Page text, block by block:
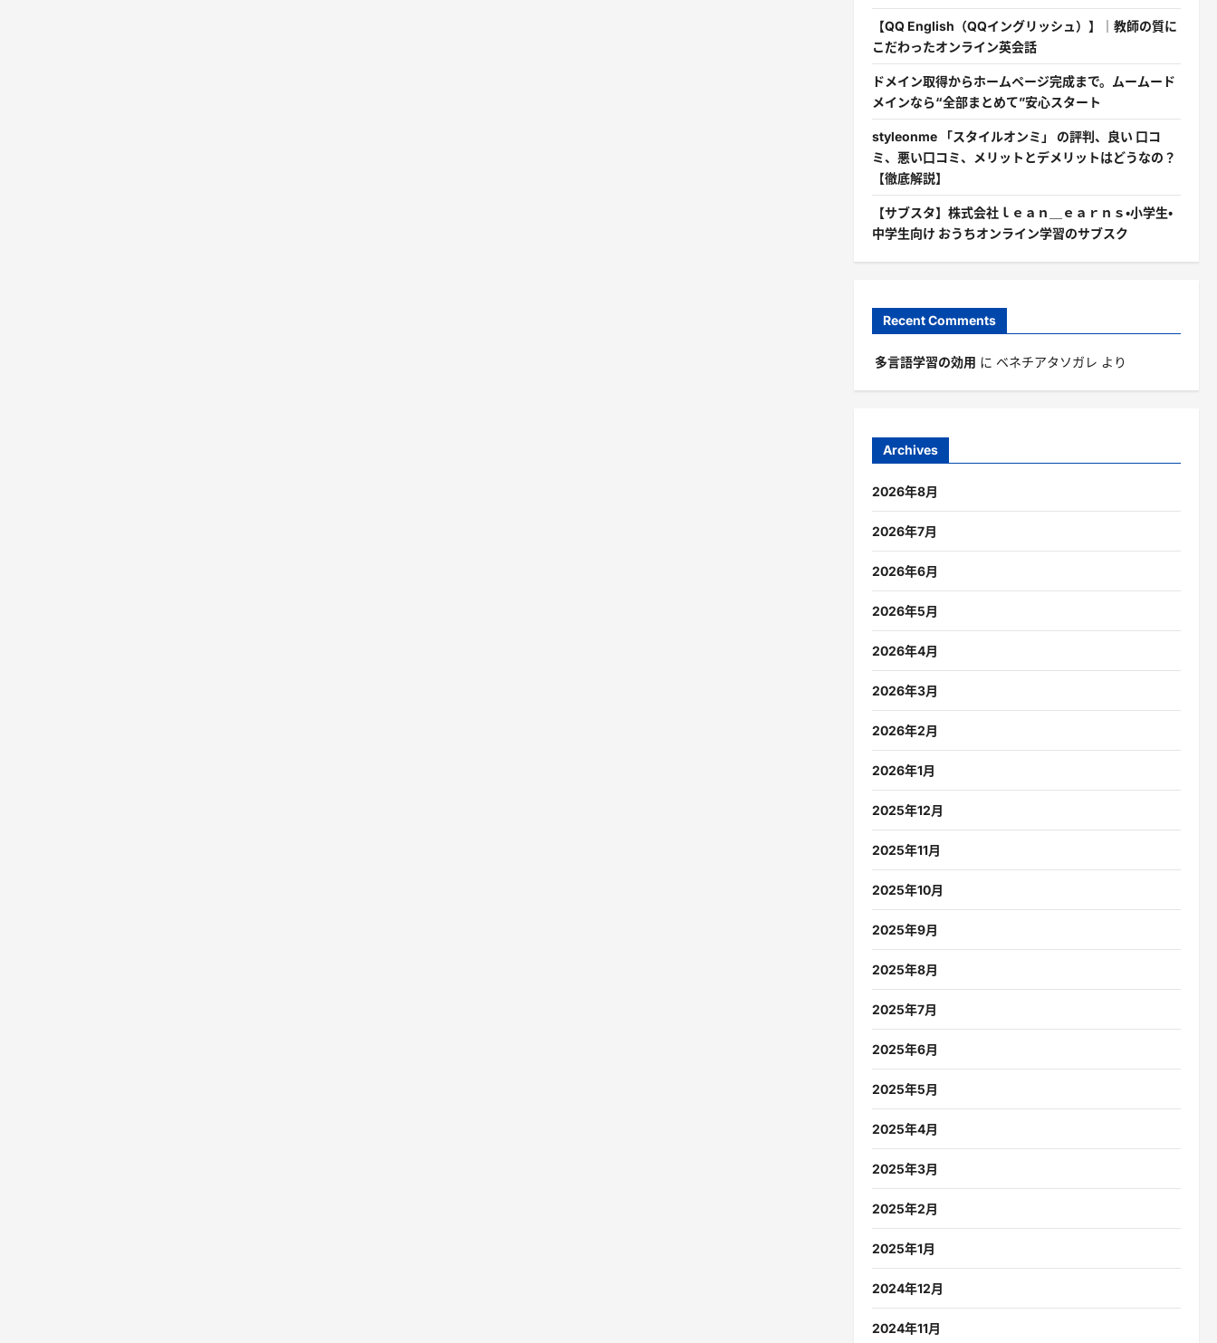
【QQ English（QQイングリッシュ）】｜教師の質に
こだわったオンライン英会話
ドメイン取得からホームページ完成まで。ムームード
メインなら“全部まとめて”安心スタート
styleonme 「スタイルオンミ」 の評判、良い 口コ
ミ、悪い口コミ、メリットとデメリットはどうなの？
【徹底解説】
【サブスタ】株式会社ｌｅａｎ＿ｅａｒｎｓ・小学生・
中学生向け おうちオンライン学習のサブスク
Recent Comments
多言語学習の効用 に ベネチアタソガレ より
Archives
2026年8月
2026年7月
2026年6月
2026年5月
2026年4月
2026年3月
2026年2月
2026年1月
2025年12月
2025年11月
2025年10月
2025年9月
2025年8月
2025年7月
2025年6月
2025年5月
2025年4月
2025年3月
2025年2月
2025年1月
2024年12月
2024年11月